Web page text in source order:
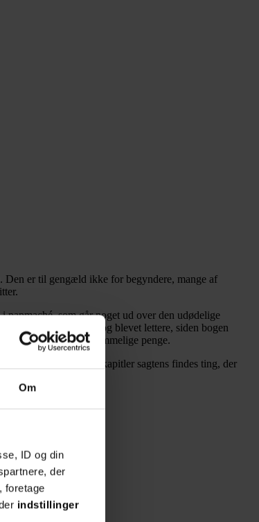
Om
ID og din
der
foretage
indstillinger
Den er til gengæld ikke for begyndere, mange af
som går noget ud over den udødelige
enkelt punkt er det dog blevet lettere, siden bogen
markedet til overkommelige penge.
kopi, kan der i disse kapitler sagtens findes ting, der
projektopgaven.